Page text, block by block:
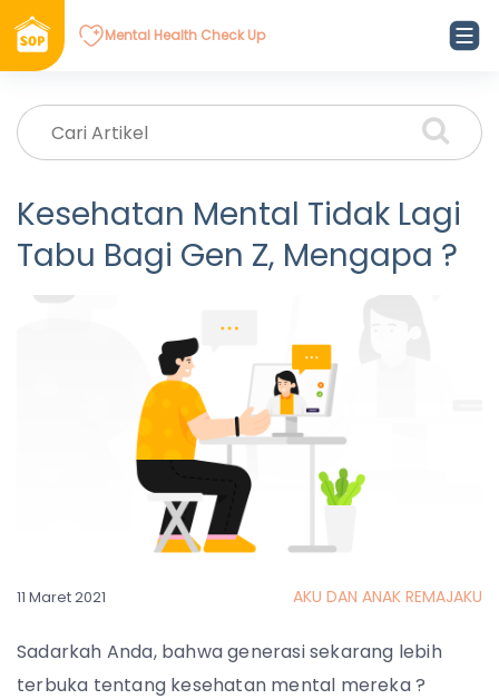
Mental Health Check Up
Kesehatan Mental Tidak Lagi
Tabu Bagi Gen Z, Mengapa ?
11 Maret 2021 AKU DAN ANAK REMAJAKU
Sadarkah Anda, bahwa generasi sekarang lebih
terbuka tentang kesehatan mental mereka ?